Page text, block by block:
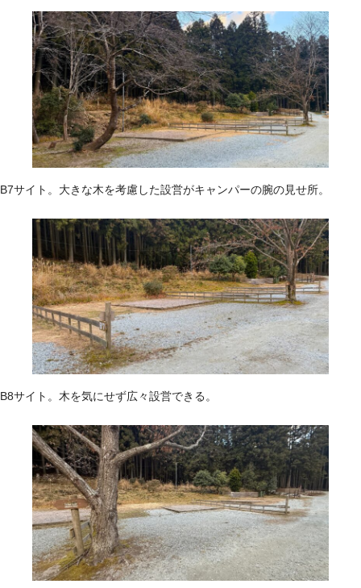
B7サイト。大きな木を考慮した設営がキャンパーの腕の見せ所。
B8サイト。木を気にせず広々設営できる。